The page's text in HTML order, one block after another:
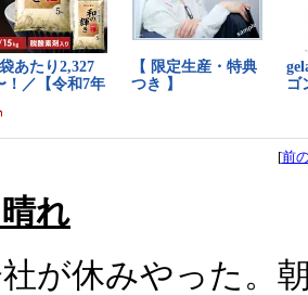
[前
れ
が休みやった。